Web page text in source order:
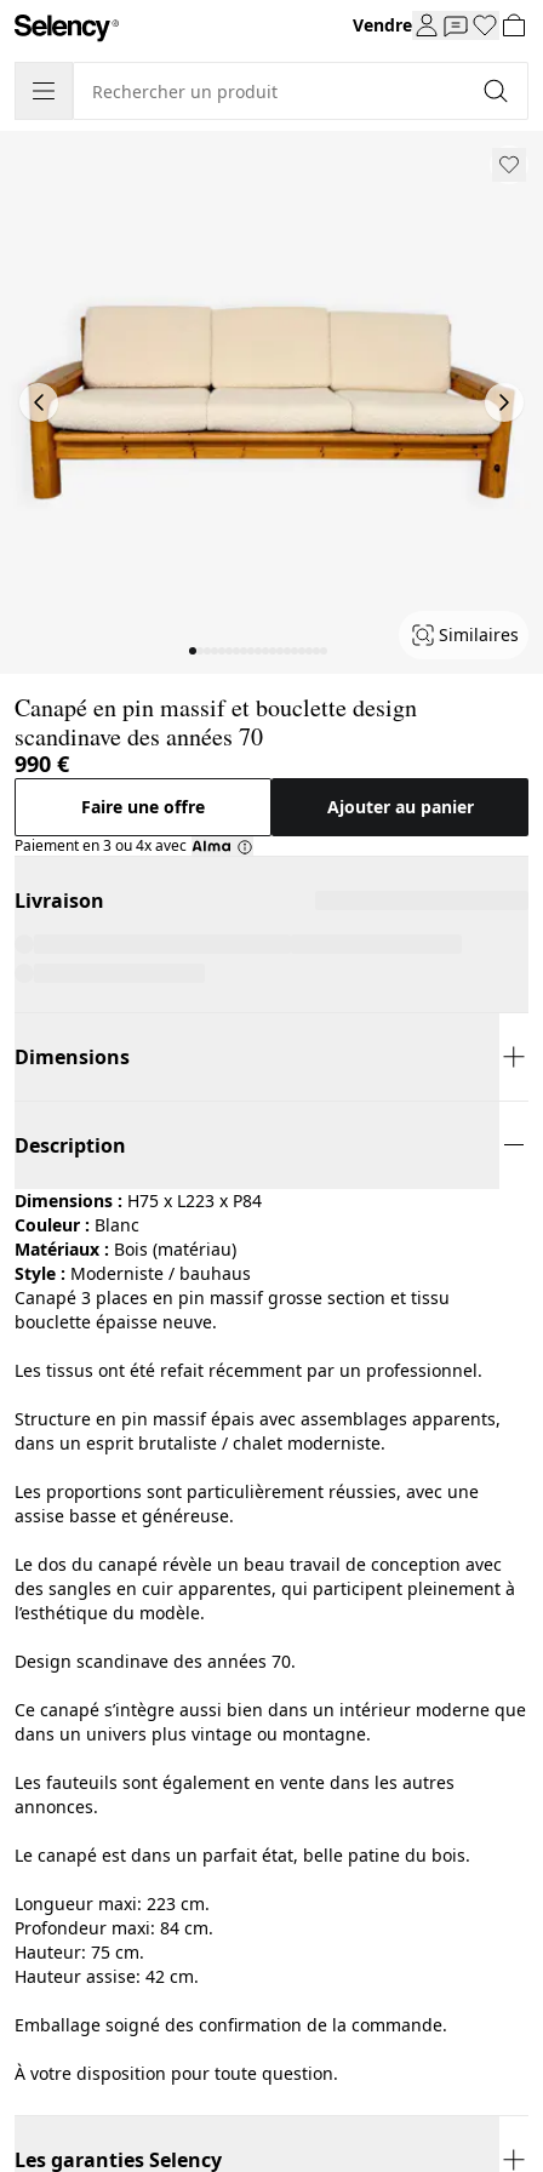
Vendre
Similaires
Canapé en pin massif et bouclette design
scandinave des années 70
990 €
Faire une offre Ajouter au panier
Paiement en 3 ou 4x avec
Livraison
Dimensions
Description
Dimensions : H75 x L223 x P84
Couleur :
blanc
Matériaux :
bois (matériau)
Style :
moderniste / bauhaus
Canapé 3 places en pin massif grosse section et tissu
bouclette épaisse neuve.
Les tissus ont été refait récemment par un professionnel.
Structure en pin massif épais avec assemblages apparents,
dans un esprit brutaliste / chalet moderniste.
Les proportions sont particulièrement réussies, avec une
assise basse et généreuse.
Le dos du canapé révèle un beau travail de conception avec
des sangles en cuir apparentes, qui participent pleinement à
l’esthétique du modèle.
Design scandinave des années 70.
Ce canapé s’intègre aussi bien dans un intérieur moderne que
dans un univers plus vintage ou montagne.
Les fauteuils sont également en vente dans les autres
annonces.
Le canapé est dans un parfait état, belle patine du bois.
Longueur maxi: 223 cm.
Profondeur maxi: 84 cm.
Hauteur: 75 cm.
Hauteur assise: 42 cm.
Emballage soigné des confirmation de la commande.
À votre disposition pour toute question.
Les garanties Selency